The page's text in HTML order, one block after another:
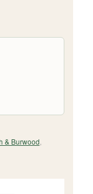
& Burwood